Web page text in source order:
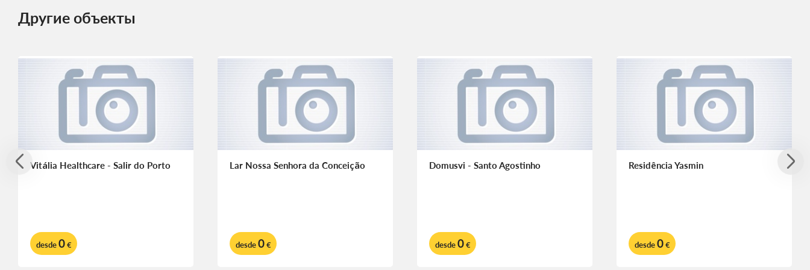
Другие объекты
Vitália Healthcare - Salir do Porto
desde0€
Lar Nossa Senhora da Conceição
desde0€
Domusvi - Santo Agostinho
desde0€
Residência Yasmin
desde0€